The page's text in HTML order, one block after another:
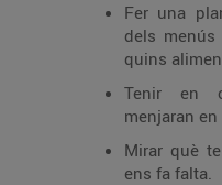
Fer una
dels
quins
Tenir en
menjaran
Mirar què
ens fa falta.